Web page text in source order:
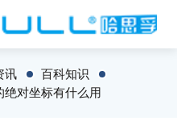
讯
百科知识
对坐标有什么用